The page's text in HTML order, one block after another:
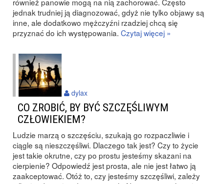
jednak trudniej ją diagnozować, gdyż nie tylko objawy są
inne, ale dodatkowo mężczyźni rzadziej chcą się
przyznać do ich występowania. Czytaj więcej »
CO ZROBIĆ, BY BYĆ SZCZĘŚLIWYM
CZŁOWIEKIEM?
Ludzie marzą o szczęściu, szukają go rozpaczliwie i
ciągle są nieszczęśliwi. Dlaczego tak jest? Czy to życie
jest takie okrutne, czy po prostu jesteśmy skazani na
cierpienie? Odpowiedź jest prosta, ale nie jest łatwo ją
zaakceptować. Otóż to, czy jesteśmy szczęśliwi, zależy
dylax